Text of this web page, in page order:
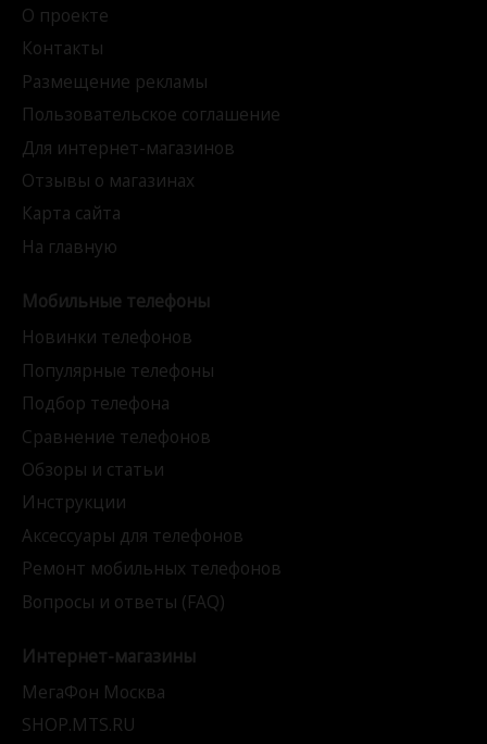
О проекте
Контакты
Размещение рекламы
Пользовательское соглашение
Для интернет-магазинов
Отзывы о магазинах
Карта сайта
На главную
Мобильные телефоны
Новинки телефонов
Популярные телефоны
Подбор телефона
Сравнение телефонов
Обзоры и статьи
Инструкции
Аксессуары для телефонов
Ремонт мобильных телефонов
Вопросы и ответы (FAQ)
Интернет-магазины
МегаФон Москва
SHOP.MTS.RU